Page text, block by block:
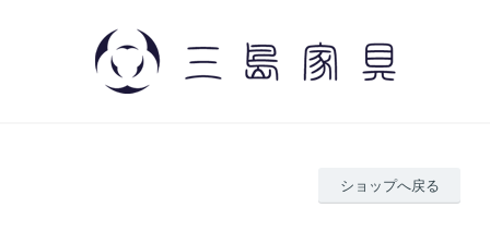
ショップへ戻る